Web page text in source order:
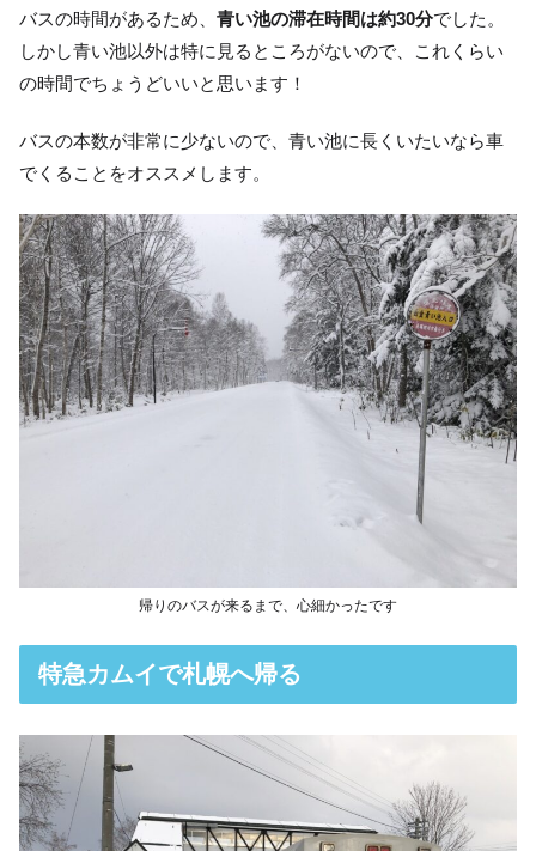
バスの時間があるため、 青い池の滞在時間は約30分でした。
しかし青い池以外は特に見るところがないので、これくらい
の時間でちょうどいいと思います！
バスの本数が非常に少ないので、青い池に長くいたいなら車
でくることをオススメします。
帰りのバスが来るまで、心細かったです
特急カムイで札幌へ帰る